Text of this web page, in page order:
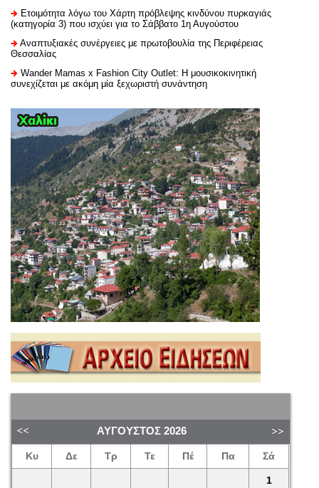
Ετοιμότητα λόγω του Χάρτη πρόβλεψης κινδύνου πυρκαγιάς
(κατηγορία 3) που ισχύει για το Σάββατο 1η Αυγούστου
Αναπτυξιακές συνέργειες με πρωτοβουλία της Περιφέρειας
Θεσσαλίας
Wander Mamas x Fashion City Outlet: Η μουσικοκινητική
συνεχίζεται με ακόμη μία ξεχωριστή συνάντηση
ΑΎΓΟΥΣΤΟΣ 2026
Κυ Δε Τρ Τε Πέ Πα Σά
1